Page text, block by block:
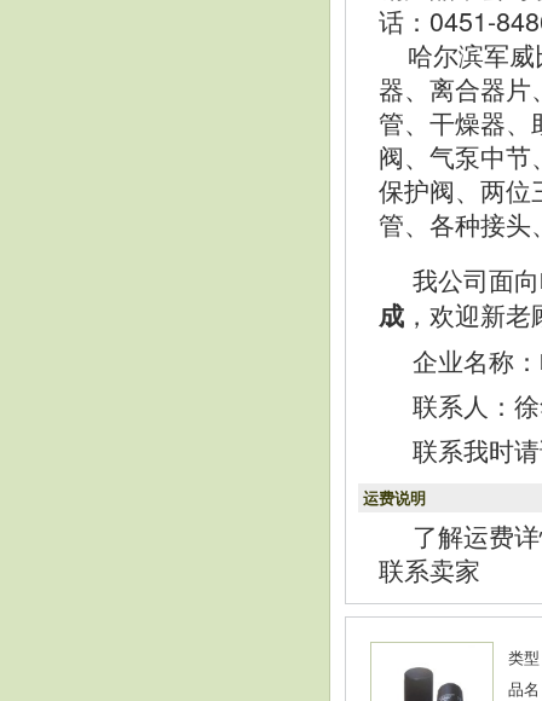
话：0451-
哈尔滨军威
器、离合器
管、干燥器
阀、气泵中
保护阀、两位
管、各种接
我公司面
成 ，欢迎新
企业名称
联系人：
联系我时
运费说明
了解运费
联系卖家
类
品